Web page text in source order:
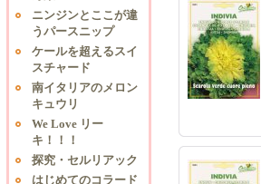
ニンジンとここが違
うパースニップ
ケールを超えるスイ
スチャード
南イタリアのメロン
キュウリ
We Love リー
キ！！！
探究・セルリアック
はじめてのコラード